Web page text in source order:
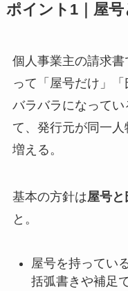
ポイント1｜屋
個人事業主の請求
って「屋号だけ」
バラバラになって
て、発行元が同一
増える。
基本の方針は屋号
と。
屋号を持ってい
括弧書きや補足